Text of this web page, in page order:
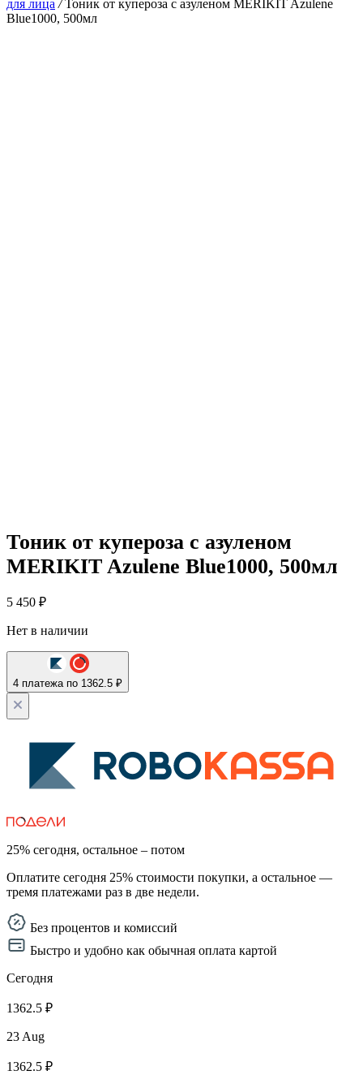
для лица /Тоник от купероза с азуленом MERIKIT Azulene
Blue1000, 500мл
Тоник от купероза с азуленом
MERIKIT Azulene Blue1000, 500мл
5 450 ₽
Нет в наличии
4 платежа по 1362.5 ₽
25% сегодня, остальное – потом
Оплатите сегодня 25% стоимости покупки, а остальное —
тремя платежами раз в две недели.
Без процентов и комиссий
Быстро и удобно как обычная оплата картой
Сегодня
1362.5 ₽
23 Aug
1362.5 ₽